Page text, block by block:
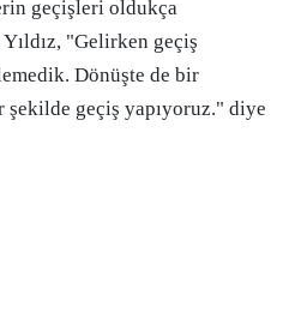
geçişleri oldukça
Yıldız, "Gelirken geçiş
Dönüşte de bir
şekilde geçiş yapıyoruz." diye